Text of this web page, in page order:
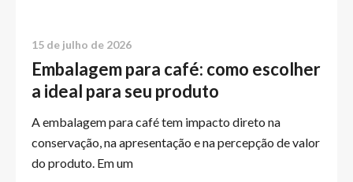
Embalagem para café: como escolher
a ideal para seu produto
15 de julho de 2026
A embalagem para café tem impacto direto na
conservação, na apresentação e na percepção de valor
do produto. Em um